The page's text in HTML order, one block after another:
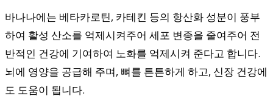
바나나에는 베타카로틴, 카테킨 등의 항산화 성분이 풍부
하여 활성 산소를 억제시켜주어 세포 변종을 줄여주어 전
반적인 건강에 기여하여 노화를 억제시켜 준다고 합니다.
뇌에 영양을 공급해 주며, 뼈를 튼튼하게 하고, 신장 건강에
도 도움이 됩니다.